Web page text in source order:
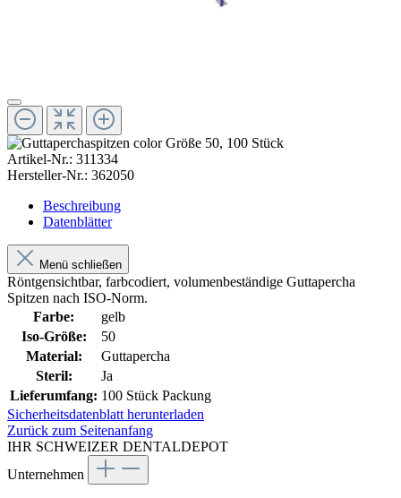
Artikel-Nr.: 311334
Hersteller-Nr.: 362050
Beschreibung
Datenblätter
Menü schließen
Röntgensichtbar, farbcodiert, volumenbeständige Guttapercha
Spitzen nach ISO-Norm.
Farbe:
gelb
Iso-Größe:
50
Material:
Guttapercha
Steril:
Ja
Lieferumfang: 100 Stück Packung
Sicherheitsdatenblatt herunterladen
Zurück zum Seitenanfang
IHR SCHWEIZER DENTALDEPOT
Unternehmen